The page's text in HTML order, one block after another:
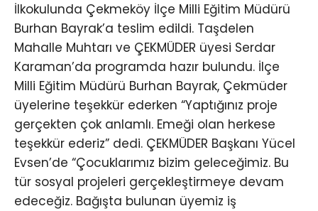
İlkokulunda Çekmeköy İlçe Milli Eğitim Müdürü
Burhan Bayrak’a teslim edildi. Taşdelen
Mahalle Muhtarı ve ÇEKMÜDER üyesi Serdar
Karaman’da programda hazır bulundu. İlçe
Milli Eğitim Müdürü Burhan Bayrak, Çekmüder
üyelerine teşekkür ederken “Yaptığınız proje
gerçekten çok anlamlı. Emeği olan herkese
teşekkür ederiz” dedi. ÇEKMÜDER Başkanı Yücel
Evsen’de “Çocuklarımız bizim geleceğimiz. Bu
tür sosyal projeleri gerçekleştirmeye devam
edeceğiz. Bağışta bulunan üyemiz iş